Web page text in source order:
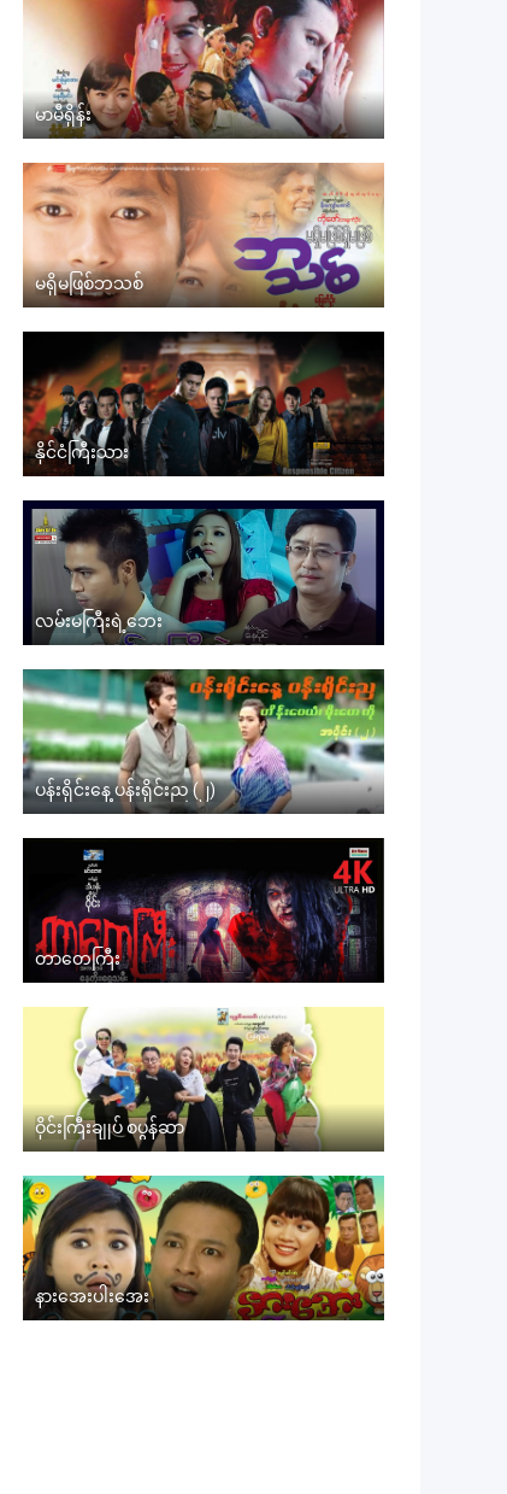
မာမီရှိန်း
မရှိမဖြစ်ဘသစ်
နိုင်ငံကြီးသား
လမ်းမကြီးရဲ့ဘေး
ပန်းရိုင်းနေ့ ပန်းရိုင်းည (၂)
တာတေကြီး
ဝိုင်းကြီးချုပ် စပွန်ဆာ
နားအေးပါးအေး